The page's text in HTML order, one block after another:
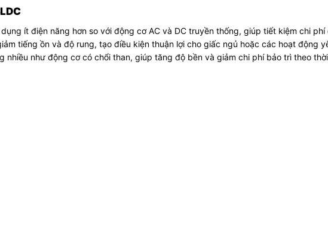
ít điện năng hơn so với động cơ AC và DC truyền thống, giúp tiết kiệm chi phí
tiếng ồn và độ rung, tạo điều kiện thuận lợi cho giấc ngủ hoặc các hoạt động
nhiều như động cơ có chổi than, giúp tăng độ bền và giảm chi phí bảo trì theo